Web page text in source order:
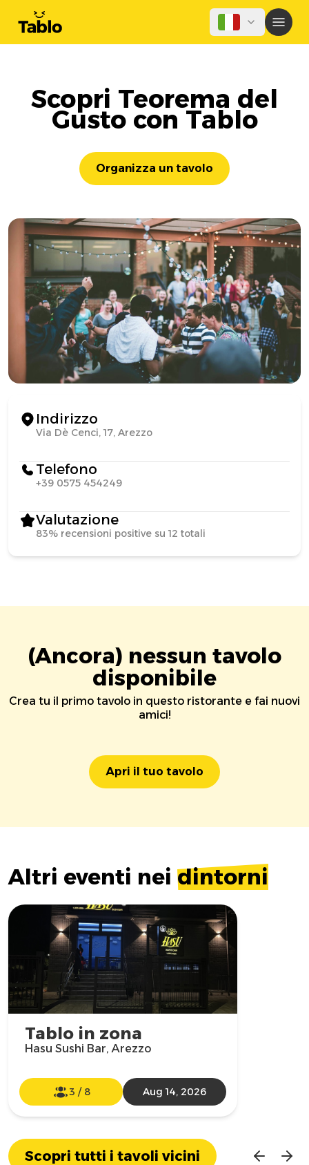
Scopri Teorema del
Gusto con Tablo
Organizza un tavolo
Indirizzo
Via Dè Cenci, 17, Arezzo
Telefono
+39 0575 454249
Valutazione
83% recensioni positive su 12 totali
(Ancora) nessun tavolo
disponibile
Crea tu il primo tavolo in questo ristorante e fai nuovi
amici!
Apri il tuo tavolo
Altri eventi nei dintorni
Tablo in zona
Hasu Sushi Bar, Arezzo
3 / 8 Aug 14, 2026
Scopri tutti i tavoli vicini